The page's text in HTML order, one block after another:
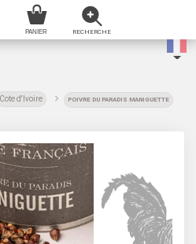
Cote d'Ivoire POIVRE DU PARADIS MANIGUETTE